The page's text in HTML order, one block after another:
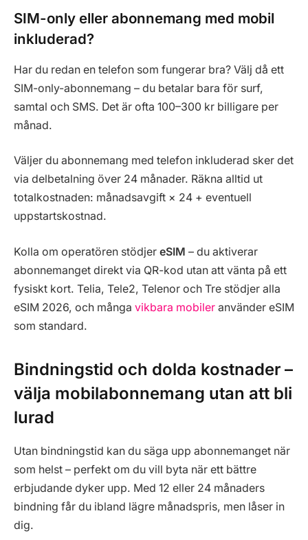
SIM-only eller abonnemang med mobil
inkluderad?
Har du redan en telefon som fungerar bra? Välj då ett
SIM-only-abonnemang – du betalar bara för surf,
samtal och SMS. Det är ofta 100–300 kr billigare per
månad.
Väljer du abonnemang med telefon inkluderad sker det
via delbetalning över 24 månader. Räkna alltid ut
totalkostnaden: månadsavgift × 24 + eventuell
uppstartskostnad.
Kolla om operatören stödjer eSIM – du aktiverar
abonnemanget direkt via QR-kod utan att vänta på ett
fysiskt kort. Telia, Tele2, Telenor och Tre stödjer alla
eSIM 2026, och många vikbara mobiler använder eSIM
som standard.
Bindningstid och dolda kostnader –
välja mobilabonnemang utan att bli
lurad
Utan bindningstid kan du säga upp abonnemanget när
som helst – perfekt om du vill byta när ett bättre
erbjudande dyker upp. Med 12 eller 24 månaders
bindning får du ibland lägre månadspris, men låser in
dig.